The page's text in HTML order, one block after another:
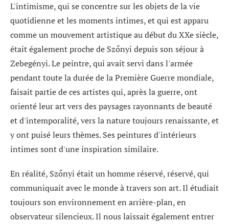
L'intimisme, qui se concentre sur les objets de la vie
quotidienne et les moments intimes, et qui est apparu
comme un mouvement artistique au début du XXe siècle,
était également proche de Szőnyi depuis son séjour à
Zebegényi. Le peintre, qui avait servi dans l'armée
pendant toute la durée de la Première Guerre mondiale,
faisait partie de ces artistes qui, après la guerre, ont
orienté leur art vers des paysages rayonnants de beauté
et d'intemporalité, vers la nature toujours renaissante, et
y ont puisé leurs thèmes. Ses peintures d'intérieurs
intimes sont d'une inspiration similaire.
En réalité, Szőnyi était un homme réservé, réservé, qui
communiquait avec le monde à travers son art. Il étudiait
toujours son environnement en arrière-plan, en
observateur silencieux. Il nous laissait également entrer